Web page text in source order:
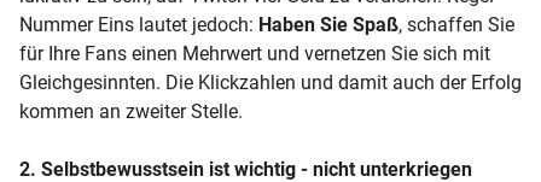
Nummer Eins lautet jedoch: Haben Sie Spaß, schaffen Sie
für Ihre Fans einen Mehrwert und vernetzen Sie sich mit
Gleichgesinnten. Die Klickzahlen und damit auch der Erfolg
kommen an zweiter Stelle.
2. Selbstbewusstsein ist wichtig - nicht unterkriegen